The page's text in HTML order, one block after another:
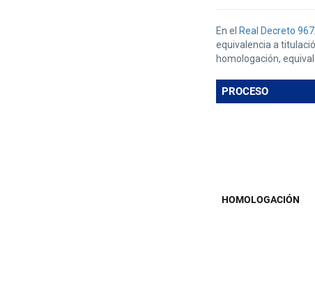
En el Real Decreto
equivalencia a
homologación,